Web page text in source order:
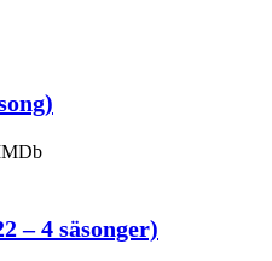
– 4 säsonger)